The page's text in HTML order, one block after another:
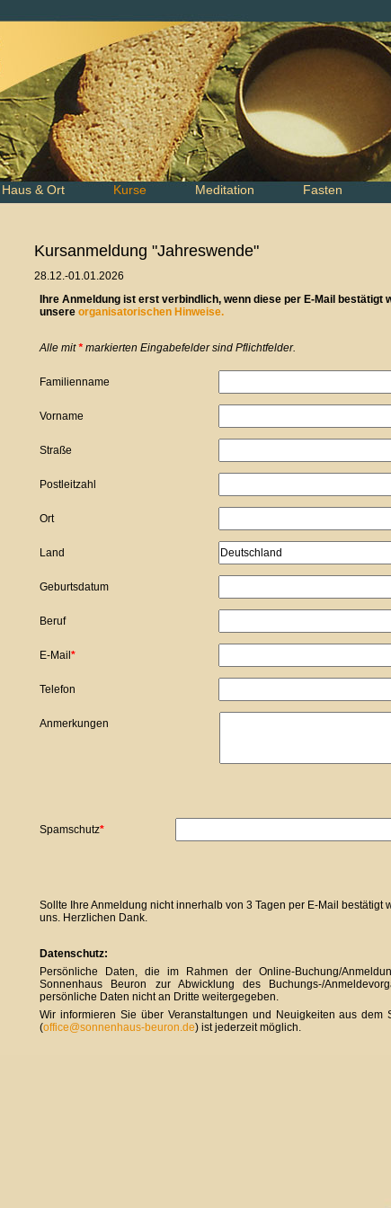
Haus & Ort Kurse Meditation Fasten
Kursanmeldung "Jahreswende"
28.12.-01.01.2026
Ihre Anmeldung ist erst verbindlich, wenn diese per E-Mail bestätigt
unsere organisatorischen Hinweise.
Alle mit* markierten Eingabefelder sind Pflichtfelder.
Familienname
Vorname
Straße
Postleitzahl
Ort
Land
Geburtsdatum
Beruf
Pflichtfeld
E-Mail *
Telefon
Anmerkungen
Pflichtfeld
Spamschutz*
Sollte Ihre Anmeldung nicht innerhalb von 3 Tagen per E-Mail bestätigt
uns. Herzlichen Dank.
Datenschutz:
Persönliche Daten, die im Rahmen der Online-Buchung/
Sonnenhaus Beuron zur Abwicklung des Buchungs-/
persönliche Daten nicht an Dritte weitergegeben.
Wir informieren Sie über Veranstaltungen und Neuigkeiten aus dem
(office@sonnenhaus-beuron.de) ist jederzeit möglich.